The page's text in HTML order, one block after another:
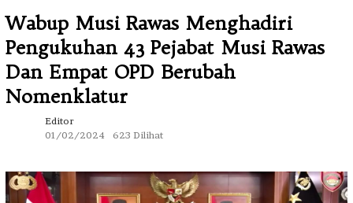
Wabup Musi Rawas Menghadiri
Pengukuhan 43 Pejabat Musi Rawas
Dan Empat OPD Berubah
Nomenklatur
Editor
01/02/2024
623 Dilihat